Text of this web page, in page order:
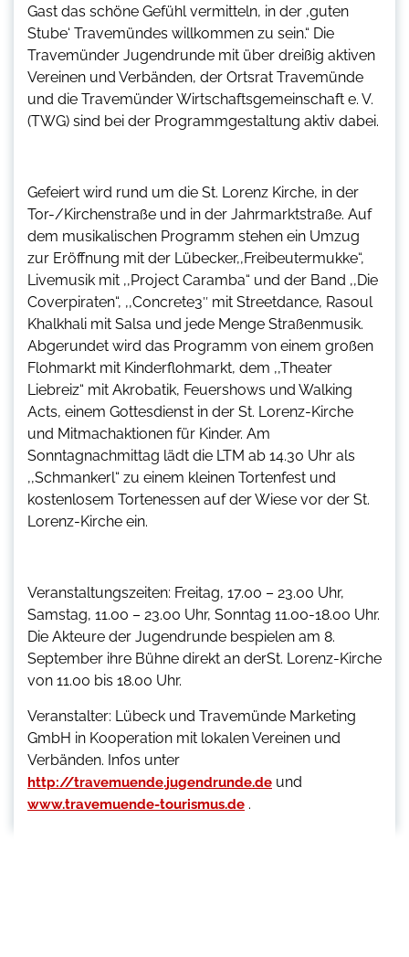
Gast das schöne Gefühl vermitteln, in der ,guten
Stube‘ Travemündes willkommen zu sein.“ Die
Travemünder Jugendrunde mit über dreißig aktiven
Vereinen und Verbänden, der Ortsrat Travemünde
und die Travemünder Wirtschaftsgemeinschaft e. V.
(TWG) sind bei der Programmgestaltung aktiv dabei.
Gefeiert wird rund um die St. Lorenz Kirche, in der
Tor-/Kirchenstraße und in der Jahrmarktstraße. Auf
dem musikalischen Programm stehen ein Umzug
zur Eröffnung mit der Lübecker,,Freibeutermukke“,
Livemusik mit ,,Project Caramba“ und der Band ,,Die
Coverpiraten“, ,,Concrete3″ mit Streetdance, Rasoul
Khalkhali mit Salsa und jede Menge Straßenmusik.
Abgerundet wird das Programm von einem großen
Flohmarkt mit Kinderflohmarkt, dem ,,Theater
Liebreiz“ mit Akrobatik, Feuershows und Walking
Acts, einem Gottesdienst in der St. Lorenz-Kirche
und Mitmachaktionen für Kinder. Am
Sonntagnachmittag lädt die LTM ab 14.30 Uhr als
,,Schmankerl“ zu einem kleinen Tortenfest und
kostenlosem Tortenessen auf der Wiese vor der St.
Lorenz-Kirche ein.
Veranstaltungszeiten: Freitag, 17.00 – 23.00 Uhr,
Samstag, 11.00 – 23.00 Uhr, Sonntag 11.00-18.00 Uhr.
Die Akteure der Jugendrunde bespielen am 8.
September ihre Bühne direkt an derSt. Lorenz-Kirche
von 11.00 bis 18.00 Uhr.
Veranstalter: Lübeck und Travemünde Marketing
GmbH in Kooperation mit lokalen Vereinen und
Verbänden. Infos unter
http://travemuende.jugendrunde.de und
www.travemuende-tourismus.de .